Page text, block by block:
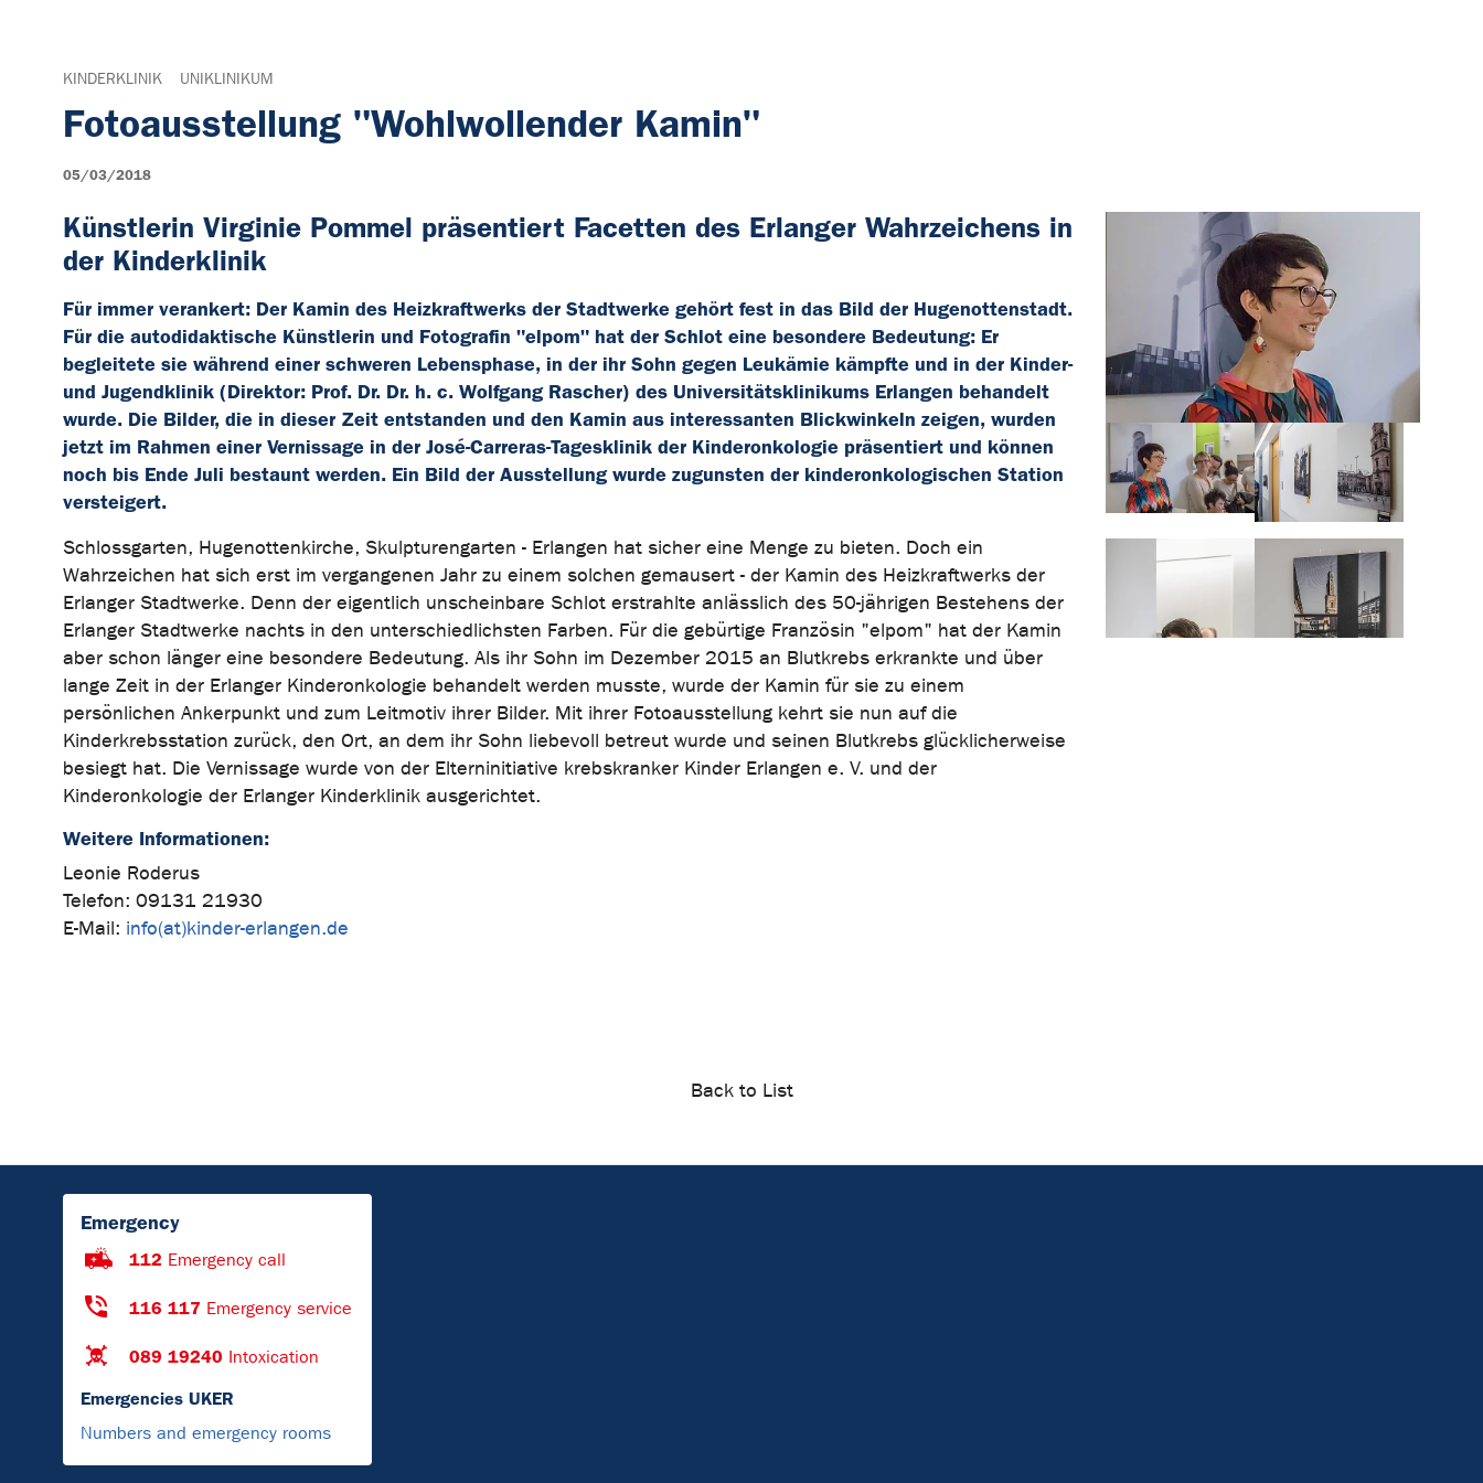
KINDERKLINIK UNIKLINIKUM
Fotoausstellung "Wohlwollender Kamin"
05/03/2018
Künstlerin Virginie Pommel präsentiert Facetten des Erlanger Wahrzeichens in
der Kinderklinik
Für immer verankert: Der Kamin des Heizkraftwerks der Stadtwerke gehört fest in das Bild der Hugenottenstadt.
Für die autodidaktische Künstlerin und Fotografin "elpom" hat der Schlot eine besondere Bedeutung: Er
begleitete sie während einer schweren Lebensphase, in der ihr Sohn gegen Leukämie kämpfte und in der Kinder-
und Jugendklinik (Direktor: Prof. Dr. Dr. h. c. Wolfgang Rascher) des Universitätsklinikums Erlangen behandelt
wurde. Die Bilder, die in dieser Zeit entstanden und den Kamin aus interessanten Blickwinkeln zeigen, wurden
jetzt im Rahmen einer Vernissage in der José-Carreras-Tagesklinik der Kinderonkologie präsentiert und können
noch bis Ende Juli bestaunt werden. Ein Bild der Ausstellung wurde zugunsten der kinderonkologischen Station
versteigert.
Schlossgarten, Hugenottenkirche, Skulpturengarten - Erlangen hat sicher eine Menge zu bieten. Doch ein
Wahrzeichen hat sich erst im vergangenen Jahr zu einem solchen gemausert - der Kamin des Heizkraftwerks der
Erlanger Stadtwerke. Denn der eigentlich unscheinbare Schlot erstrahlte anlässlich des 50-jährigen Bestehens der
Erlanger Stadtwerke nachts in den unterschiedlichsten Farben. Für die gebürtige Französin "elpom" hat der Kamin
aber schon länger eine besondere Bedeutung. Als ihr Sohn im Dezember 2015 an Blutkrebs erkrankte und über
lange Zeit in der Erlanger Kinderonkologie behandelt werden musste, wurde der Kamin für sie zu einem
persönlichen Ankerpunkt und zum Leitmotiv ihrer Bilder. Mit ihrer Fotoausstellung kehrt sie nun auf die
Kinderkrebsstation zurück, den Ort, an dem ihr Sohn liebevoll betreut wurde und seinen Blutkrebs glücklicherweise
besiegt hat. Die Vernissage wurde von der Elterninitiative krebskranker Kinder Erlangen e. V. und der
Kinderonkologie der Erlanger Kinderklinik ausgerichtet.
Weitere Informationen:
Leonie Roderus
Telefon: 09131 21930
E-Mail: info(at)kinder-erlangen.de
Back to List
Emergency
112 Emergency call
116 117 Emergency service
089 19240 Intoxication
Emergencies UKER
Numbers and emergency rooms